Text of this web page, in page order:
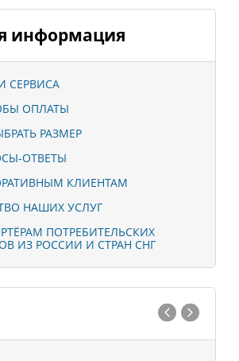
информация
СЕРВИСА
ОПЛАТЫ
РАЗМЕР
ОТВЕТЫ
КЛИЕНТАМ
НАШИХ УСЛУГ
ПОТРЕБИТЕЛЬСКИХ
ИЗ РОССИИ И СТРАН СНГ